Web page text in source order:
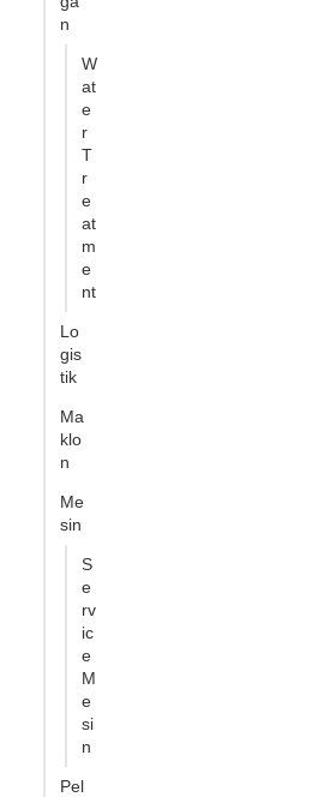
n
W
at
e
r
T
r
e
at
m
e
nt
Lo
gis
tik
Ma
klo
n
Me
sin
S
e
rv
ic
e
M
e
si
n
Pel